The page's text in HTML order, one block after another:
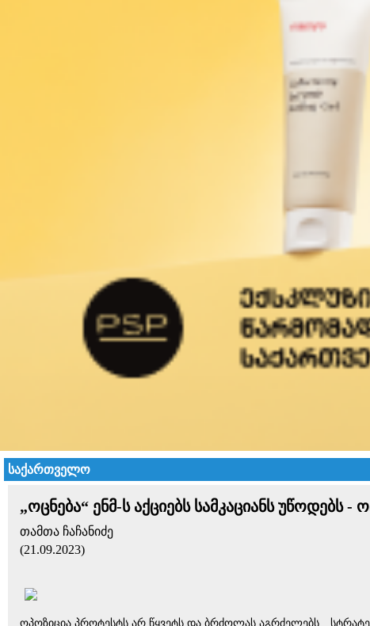
საქართველო
„ოცნება“ ენმ-ს აქციებს სამკაციანს
თამთა ჩაჩანიძე
(21.09.2023)
ოპოზიცია პროტესტს არ წყვეტს და ბრძოლას აგრძელებს,